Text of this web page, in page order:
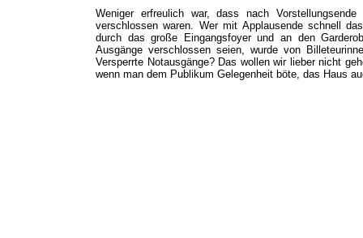
Weniger erfreulich war, dass nach
verschlossen waren. Wer mit Applausende schnell
durch das große Eingangsfoyer und an den
Ausgänge verschlossen seien, wurde von
Versperrte Notausgänge? Das wollen wir lieber nicht
wenn man dem Publikum Gelegenheit böte, das Haus